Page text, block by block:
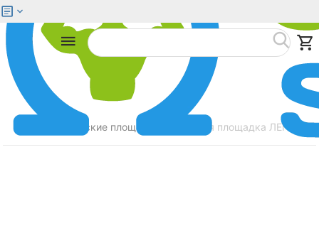
Детские площадки Детская площадка
Меню Найти